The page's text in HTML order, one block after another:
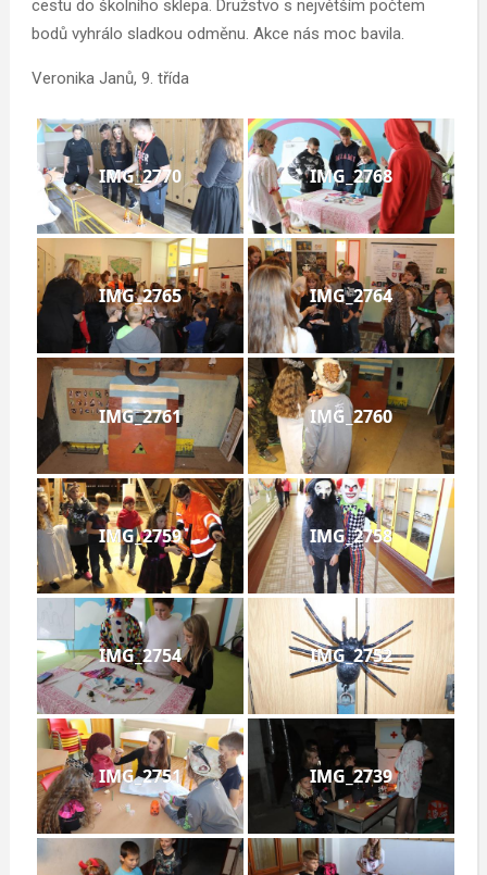
cestu do školního sklepa. Družstvo s největším počtem
bodů vyhrálo sladkou odměnu. Akce nás moc bavila.
Veronika Janů, 9. třída
IMG_2770 IMG_2768
IMG_2765 IMG_2764
IMG_2761 IMG_2760
IMG_2759 IMG_2758
IMG_2754 IMG_2752
IMG_2751 IMG_2739